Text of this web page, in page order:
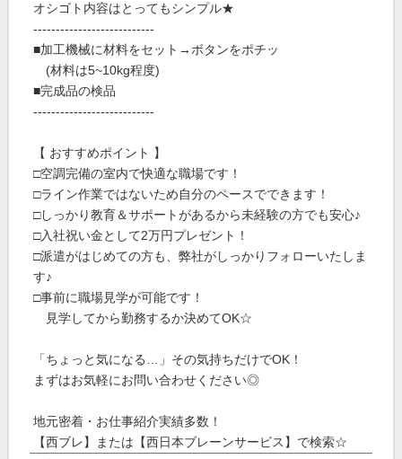
オシゴト内容はとってもシンプル★
---------------------------
■加工機械に材料をセット→ボタンをポチッ
(材料は5~10kg程度)
■完成品の検品
---------------------------
【 おすすめポイント 】
□空調完備の室内で快適な職場です！
□ライン作業ではないため自分のペースでできます！
□しっかり教育＆サポートがあるから未経験の方でも安心♪
□入社祝い金として2万円プレゼント！
□派遣がはじめての方も、弊社がしっかりフォローいたしま
す♪
□事前に職場見学が可能です！
見学してから勤務するか決めてOK☆
「ちょっと気になる…」その気持ちだけでOK！
まずはお気軽にお問い合わせください◎
地元密着・お仕事紹介実績多数！
【西ブレ】または【西日本ブレーンサービス】で検索☆